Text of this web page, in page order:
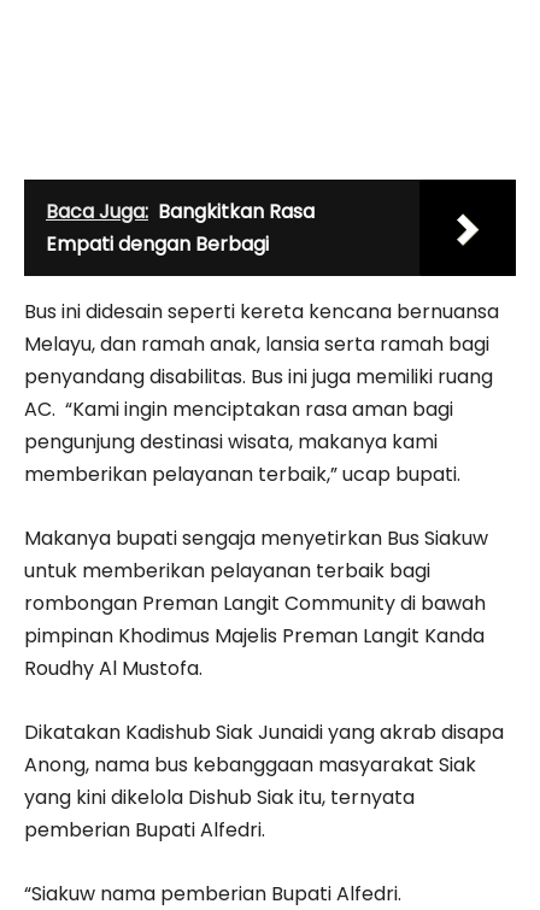
Baca Juga: Bangkitkan Rasa
Empati dengan Berbagi
Bus ini didesain seperti kereta kencana bernuansa
Melayu, dan ramah anak, lansia serta ramah bagi
penyandang disabilitas. Bus ini juga memiliki ruang
AC. “Kami ingin menciptakan rasa aman bagi
pengunjung destinasi wisata, makanya kami
memberikan pelayanan terbaik,” ucap bupati.
Makanya bupati sengaja menyetirkan Bus Siakuw
untuk memberikan pelayanan terbaik bagi
rombongan Preman Langit Community di bawah
pimpinan Khodimus Majelis Preman Langit Kanda
Roudhy Al Mustofa.
Dikatakan Kadishub Siak Junaidi yang akrab disapa
Anong, nama bus kebanggaan masyarakat Siak
yang kini dikelola Dishub Siak itu, ternyata
pemberian Bupati Alfedri.
“Siakuw nama pemberian Bupati Alfedri.